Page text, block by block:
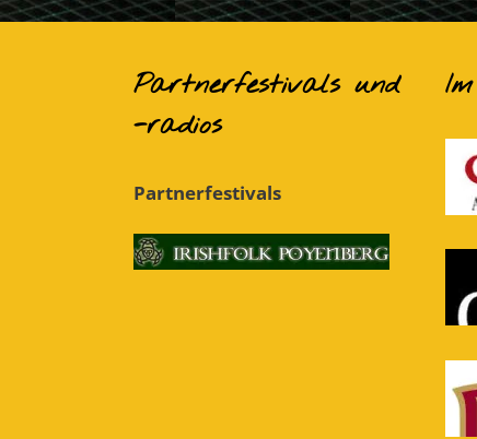
Partnerfestivals und
-radios
Partnerfestivals